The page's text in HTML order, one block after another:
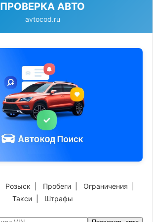
ПРОВЕРКА АВТО
avtocod.ru
Розыск Пробеги Ограничения
Такси| Штрафы